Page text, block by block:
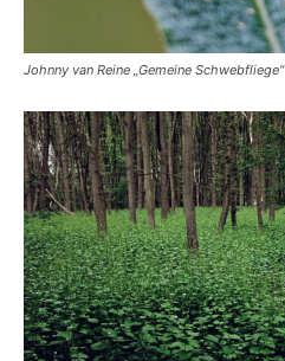
Johnny van Reine „Gemeine Schwebfliege“